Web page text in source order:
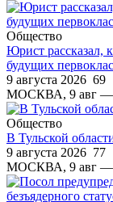
Общество
Юрист рассказал,
будущих
9 августа 2026 69
МОСКВА, 9 авг —
Общество
В Тульской
9 августа 2026 77
МОСКВА, 9 авг —